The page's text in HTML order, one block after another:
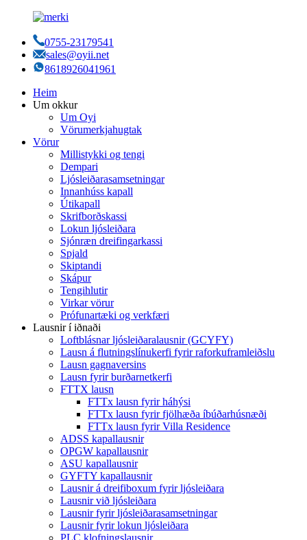
0755-23179541
sales@oyii.net
8618926041961
Heim
Um okkur
Um Oyi
Vörumerkjahugtak
Vörur
Millistykki og tengi
Dempari
Ljósleiðarasamsetningar
Innanhúss kapall
Útikapall
Skrifborðskassi
Lokun ljósleiðara
Sjónræn dreifingarkassi
Spjald
Skiptandi
Skápur
Tengihlutir
Virkar vörur
Prófunartæki og verkfæri
Lausnir í iðnaði
Loftblásnar ljósleiðaralausnir (GCYFY)
Lausn á flutningslínukerfi fyrir raforkuframleiðslu
Lausn gagnaversins
Lausn fyrir burðarnetkerfi
FTTX lausn
FTTx lausn fyrir háhýsi
FTTx lausn fyrir fjölhæða íbúðarhúsnæði
FTTx lausn fyrir Villa Residence
ADSS kapallausnir
OPGW kapallausnir
ASU kapallausnir
GYFTY kapallausnir
Lausnir á dreifiboxum fyrir ljósleiðara
Lausnir við ljósleiðara
Lausnir fyrir ljósleiðarasamsetningar
Lausnir fyrir lokun ljósleiðara
PLC klofningslausnir